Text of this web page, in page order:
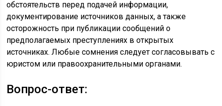
обстоятельств перед подачей информации,
документирование источников данных, а также
осторожность при публикации сообщений о
предполагаемых преступлениях в открытых
источниках. Любые сомнения следует согласовывать с
юристом или правоохранительными органами.
Вопрос-ответ: